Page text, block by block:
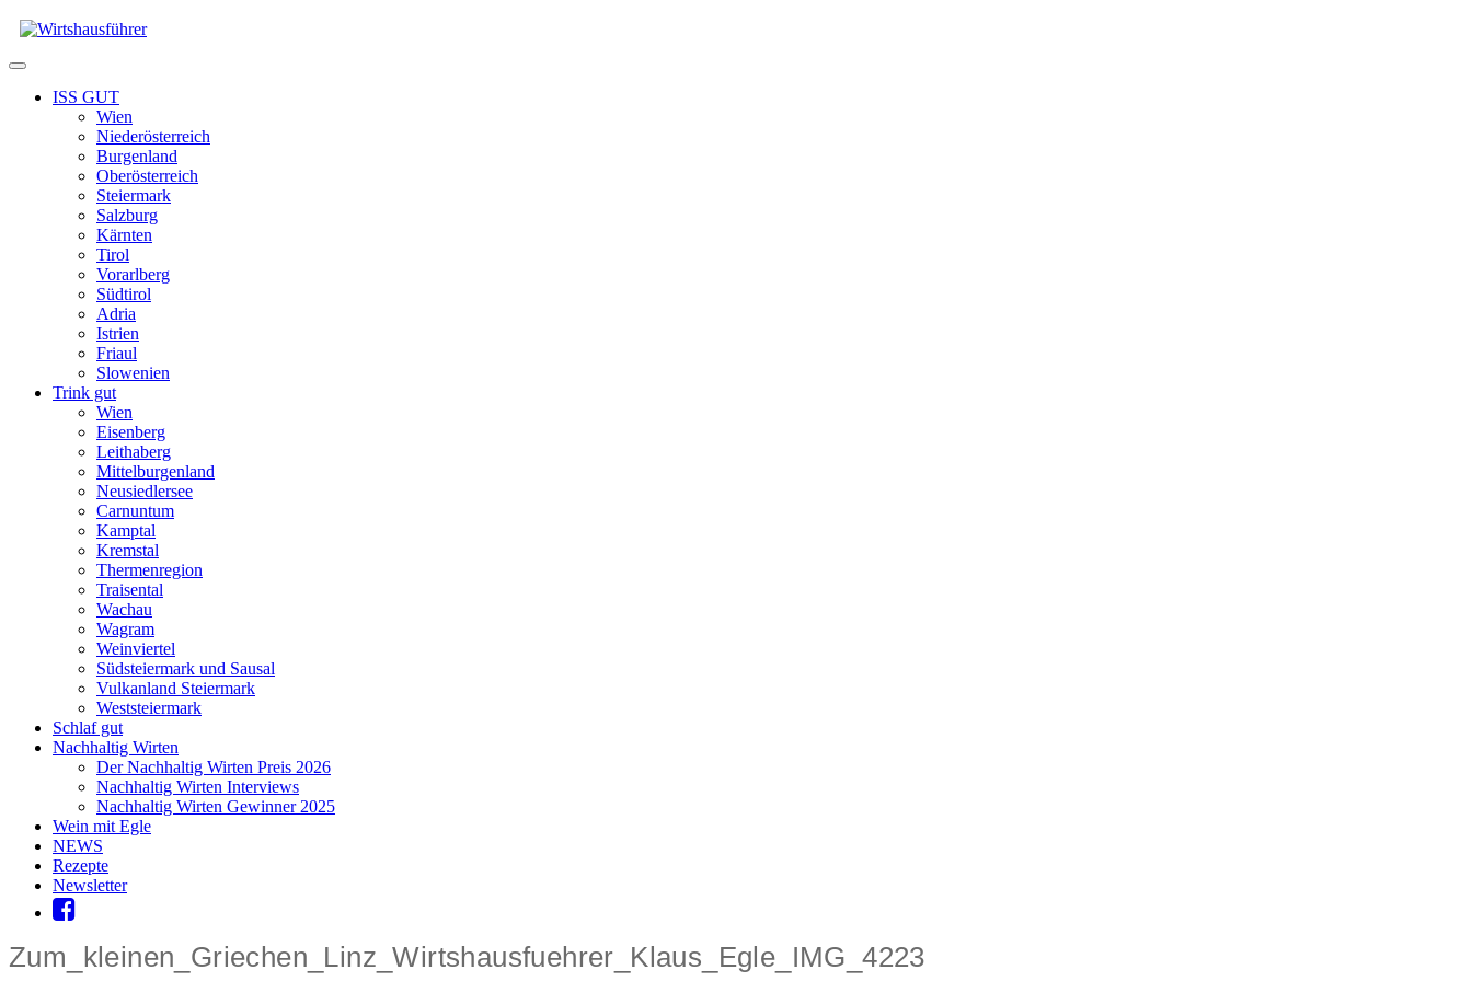
Zum
Inhalt
Menü
ISS GUT
Wien
Niederösterreich
Burgenland
Oberösterreich
Steiermark
Salzburg
Kärnten
Tirol
Vorarlberg
Südtirol
Adria
Istrien
Friaul
Slowenien
Trink gut
Wien
Eisenberg
Leithaberg
Mittelburgenland
Neusiedlersee
Carnuntum
Kamptal
Kremstal
Thermenregion
Traisental
Wachau
Wagram
Weinviertel
Südsteiermark und Sausal
Vulkanland Steiermark
Weststeiermark
Schlaf gut
Nachhaltig Wirten
Der Nachhaltig Wirten Preis 2026
Nachhaltig Wirten Interviews
Nachhaltig Wirten Gewinner 2025
Wein mit Egle
NEWS
Rezepte
Newsletter
Zum_kleinen_Griechen_Linz_Wirtshausfuehrer_Klaus_Egle_IMG_4223